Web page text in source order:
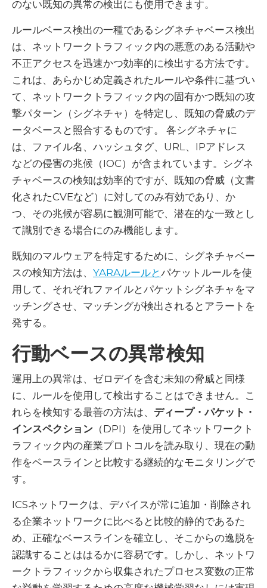
のない既知の異常の検出にも使用できます。
ルールベース検出の一種であるシグネチャベース検出
は、ネットワークトラフィック内の悪意のある活動や
不正アクセスを迅速かつ効率的に検出する方法です。
これは、あらかじめ定義されたルールや条件に基づい
て、ネットワークトラフィック内の固有かつ既知の攻
撃パターン（シグネチャ）を特定し、既知の脅威のデ
ータベースと照合するものです。 各シグネチャに
は、ファイル名、ハッシュタグ、URL、IPアドレス
などの侵害の兆候（IOC）が含まれています。シグネ
チャベースの検知は効率的ですが、既知の脅威（文書
化されたCVEなど）に対してのみ有効であり、か
つ、その兆候が容易に観測可能で、潜在的な一致とし
て識別できる場合にのみ機能します。
既知のマルウェアを特定するために、シグネチャベー
スの検知方法は、 YARAルールとパケットルールを使
用して、それぞれファイルとパケットシグネチャをマ
ッチングさせ、マッチングが検出されるとアラートを
発する。
行動ベースの異常検知
運用上の異常は、ゼロデイを含む未知の脅威と同様
に、ルールを使用して検出することはできません。こ
れらを検知する最善の方法は、 ディープ・パケット・
インスペクション （DPI）を使用してネットワークト
ラフィック内の産業プロトコルを読み取り、現在の動
作をベースラインと比較する継続的なモニタリングで
す。
ICSネットワークは、デバイスが常に追加・削除され
る企業ネットワークに比べると比較的静的であるた
め、正確なベースラインを確立し、そこからの逸脱を
認識することははるかに容易です。しかし、ネットワ
ークトラフィックから収集されたプロセス変数の正常